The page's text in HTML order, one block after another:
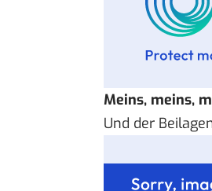
Meins, meins,
Und der